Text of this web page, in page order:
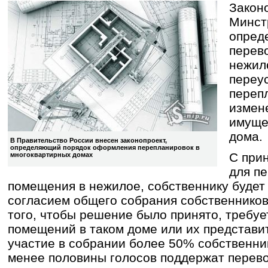
В Правительство России внесен законопроект,
определяющий порядок оформления перепланировок в
многоквартирных домах
дома.
С
для
помещения в нежилое, собственнику
согласием общего собрания
того, чтобы решение было принято,
помещений в таком доме или их
участие в собрании более 50%
менее половины голосов поддержат